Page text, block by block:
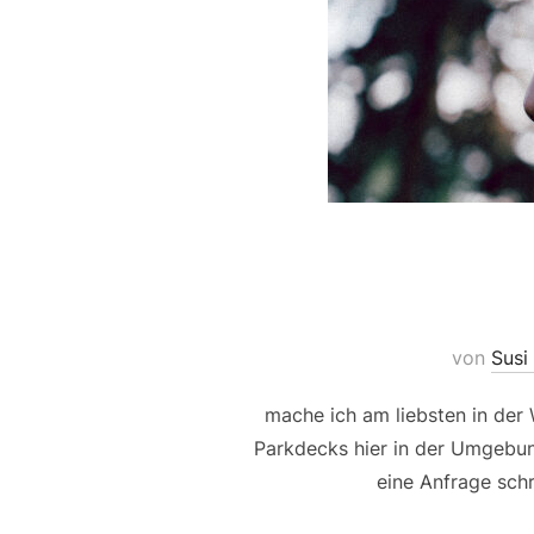
von
mache ich am liebsten in der
Parkdecks hier in der
eine Anfrage